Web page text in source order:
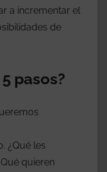
a incrementar el
de
pasos?
¿Qué les
quieren